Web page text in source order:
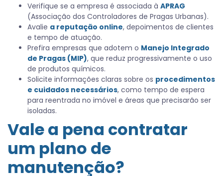
Verifique se a empresa é associada à APRAG
(Associação dos Controladores de Pragas Urbanas).
Avalie a reputação online, depoimentos de clientes
e tempo de atuação.
Prefira empresas que adotem o Manejo Integrado
de Pragas (MIP), que reduz progressivamente o uso
de produtos químicos.
Solicite informações claras sobre os procedimentos
e cuidados necessários, como tempo de espera
para reentrada no imóvel e áreas que precisarão ser
isoladas.
Vale a pena contratar
um plano de
manutenção?